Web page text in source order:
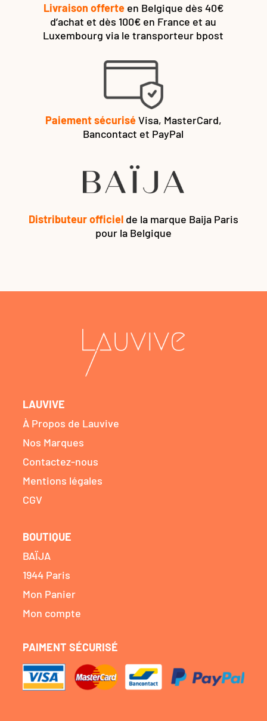
Livraison offerteen Belgique dès 40€
d’achat et dès 100€ en France et au
Luxembourg via le transporteur bpost
Paiement sécuriséVisa, MasterCard,
Bancontact et PayPal
Distributeur officielde la marque Baija Paris
pour la Belgique
LAUVIVE
À Propos de Lauvive
Nos Marques
Contactez-nous
Mentions légales
CGV
BOUTIQUE
BAÏJA
1944 Paris
Mon Panier
Mon compte
PAIMENT SÉCURISÉ